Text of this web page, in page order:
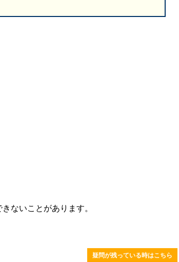
ないことがあります。
疑問が残っている時はこちら